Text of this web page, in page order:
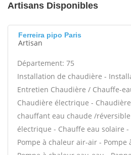
Artisans Disponibles
Ferreira pipo Paris
Artisan
Département: 75
Installation de chaudière -
Entretien Chaudière / Chauffe-
Chaudière électrique -
chauffant eau chaude /
électrique - Chauffe eau solaire -
Pompe à chaleur air-air - Pompe